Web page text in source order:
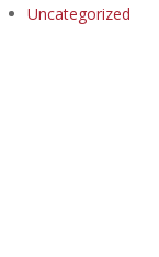
Uncategorized